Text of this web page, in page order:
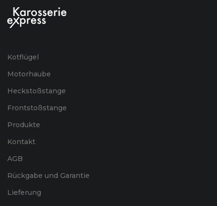
Kotflügel
Motorhaube
Heckstoßstange
Frontstoßstange
Produkte
Kontakt
AGB
Rückgabe und Garantie
Lieferung